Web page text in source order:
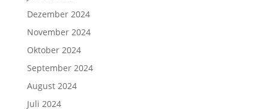
Dezember 2024
November 2024
Oktober 2024
September 2024
August 2024
Juli 2024